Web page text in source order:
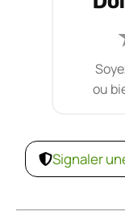
ou
Signaler